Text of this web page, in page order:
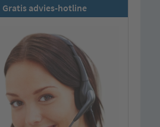
Gratis advies-hotline